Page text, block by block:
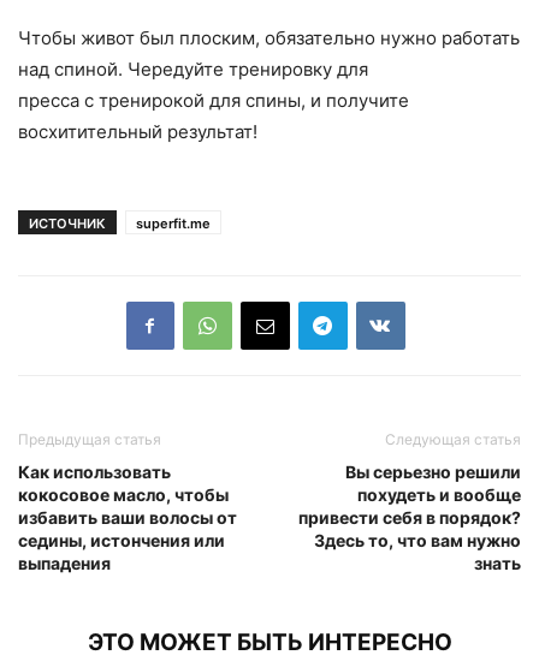
Чтобы живот был плоским, обязательно нужно работать
над спиной. Чередуйте тренировку для
пресса с тренирокой для спины, и получите
восхитительный результат!
ИСТОЧНИК superfit.me
Предыдущая статья
Как использовать
кокосовое масло, чтобы
избавить ваши волосы от
седины, истончения или
выпадения
Следующая статья
Вы серьезно решили
похудеть и вообще
привести себя в порядок?
Здесь то, что вам нужно
знать
ЭТО МОЖЕТ БЫТЬ ИНТЕРЕСНО